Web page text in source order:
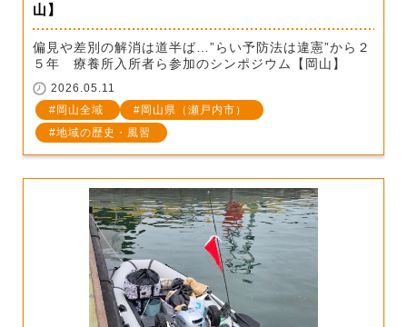
山】
偏見や差別の解消は道半ば…”らい予防法は違憲”から２
５年 療養所入所者ら参加のシンポジウム【岡山】
2026.05.11
岡山全域
岡山県（瀬戸内市）
地域の歴史・風習